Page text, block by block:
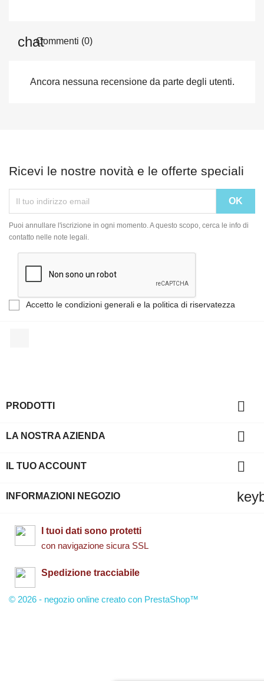
Commenti (0)
Ancora nessuna recensione da parte degli utenti.
Ricevi le nostre novità e le offerte speciali
Puoi annullare l'iscrizione in ogni momento. A questo scopo, cerca le info di
contatto nelle note legali.
Accetto le condizioni generali e la politica di riservatezza
PRODOTTI 
LA NOSTRA AZIENDA 
IL TUO ACCOUNT 
INFORMAZIONI NEGOZIO
I tuoi dati sono protetti
con navigazione sicura SSL
Spedizione tracciabile
© 2026 - negozio online creato con PrestaShop™